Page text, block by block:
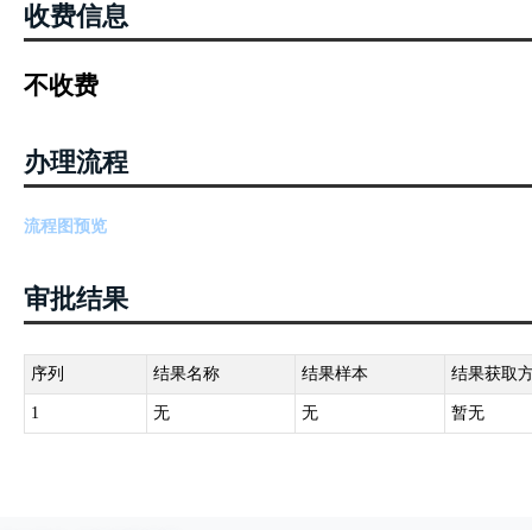
收费信息
不收费
办理流程
流程图预览
审批结果
序列 结果名称 结果样本 结果获取
1 无 无 暂无